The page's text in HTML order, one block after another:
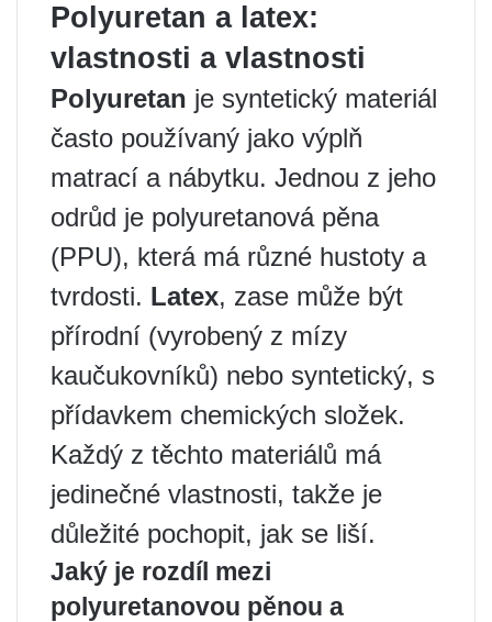
Polyuretan a latex:
vlastnosti a vlastnosti
Polyuretan je syntetický materiál
často používaný jako výplň
matrací a nábytku. Jednou z jeho
odrůd je polyuretanová pěna
(PPU), která má různé hustoty a
tvrdosti. Latex, zase může být
přírodní (vyrobený z mízy
kaučukovníků) nebo syntetický, s
přídavkem chemických složek.
Každý z těchto materiálů má
jedinečné vlastnosti, takže je
důležité pochopit, jak se liší.
Jaký je rozdíl mezi
polyuretanovou pěnou a